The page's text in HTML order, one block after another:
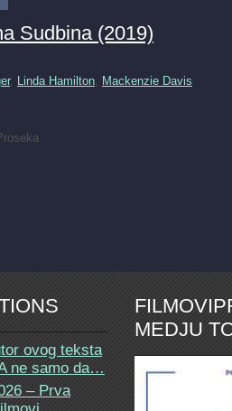
Sudbina (2019)
, Linda Hamilton, Mackenzie Davis
ovog teksta
ne samo da…
– Prva
MEDJU